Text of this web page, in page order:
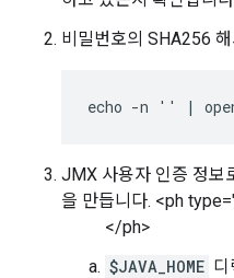
비밀번호의 SHA256
echo -n ' ' |
JMX 사용자 인증 정보
을 만듭니다. <ph
</ph>
$JAVA_HOME